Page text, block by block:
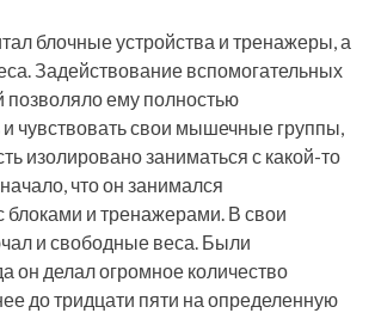
блочные устройства и тренажеры, а
Задействование вспомогательных
позволяло ему полностью
и чувствовать свои мышечные группы,
изолировано заниматься с какой-то
что он занимался
блоками и тренажерами. В свои
и свободные веса. Были
он делал огромное количество
до тридцати пяти на определенную